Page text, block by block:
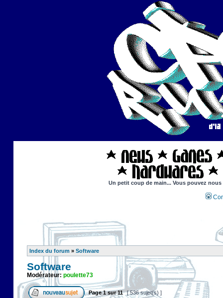
Un petit coup de main... Vous pouvez
Index du forum » Software
Software
Modérateur: poulette73
Page1sur11 [ 536 sujet(s) ]